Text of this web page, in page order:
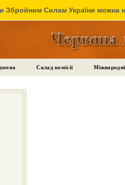
Збройним Силам України можна
Склад комісії